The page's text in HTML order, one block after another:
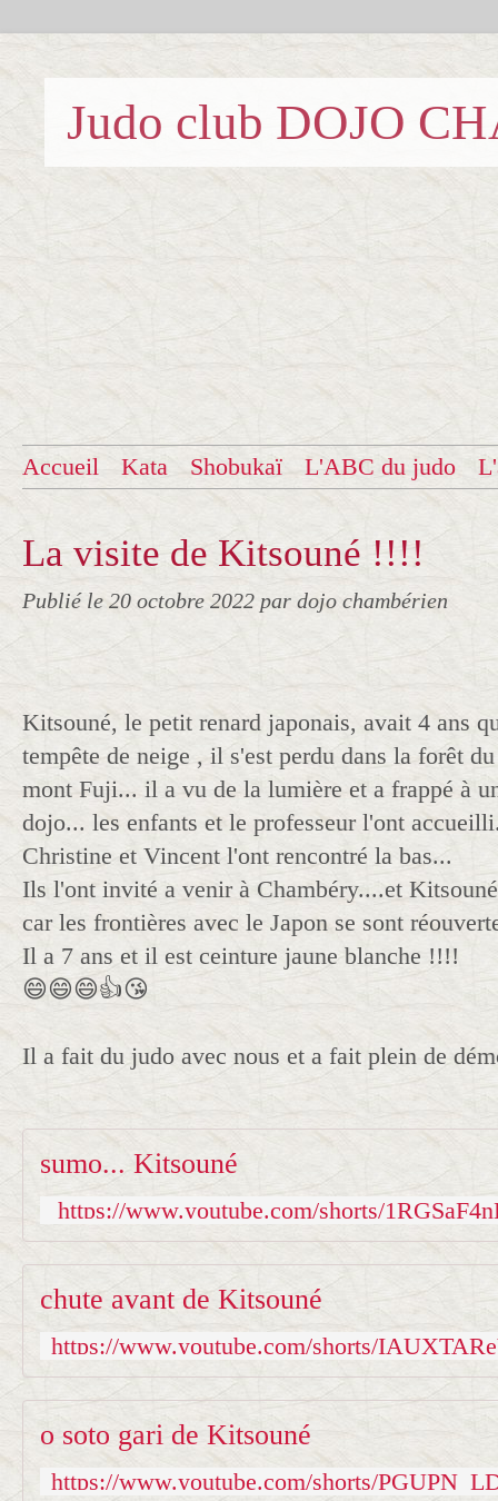
Judo club DOJO
Accueil Kata Shobukaï L'ABC du judo
La visite de Kitsouné !!!!
Publié le 20 octobre 2022 par dojo chambérien
Kitsouné, le petit renard japonais, avait 4 ans
tempête de neige , il s'est perdu dans la forêt
mont Fuji... il a vu de la lumière et a frappé à
dojo... les enfants et le professeur l'ont
Christine et Vincent l'ont rencontré la bas...
Ils l'ont invité a venir à Chambéry....et
car les frontières avec le Japon se sont
Il a 7 ans et il est ceinture jaune blanche !!!!
😄😄😄👍😘
Il a fait du judo avec nous et a fait plein de
sumo... Kitsouné
https://www.youtube.com/shorts/
chute avant de Kitsouné
o soto gari de Kitsouné